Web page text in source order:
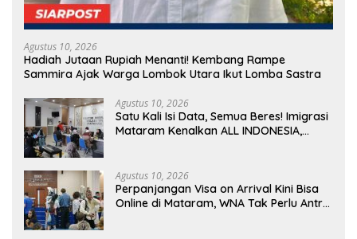
Agustus 10, 2026
Hadiah Jutaan Rupiah Menanti! Kembang Rampe
Sammira Ajak Warga Lombok Utara Ikut Lomba Sastra
Agustus 10, 2026
Satu Kali Isi Data, Semua Beres! Imigrasi
Mataram Kenalkan ALL INDONESIA,
Agustus 10, 2026
Perpanjangan Visa on Arrival Kini Bisa
Online di Mataram, WNA Tak Perlu Antre